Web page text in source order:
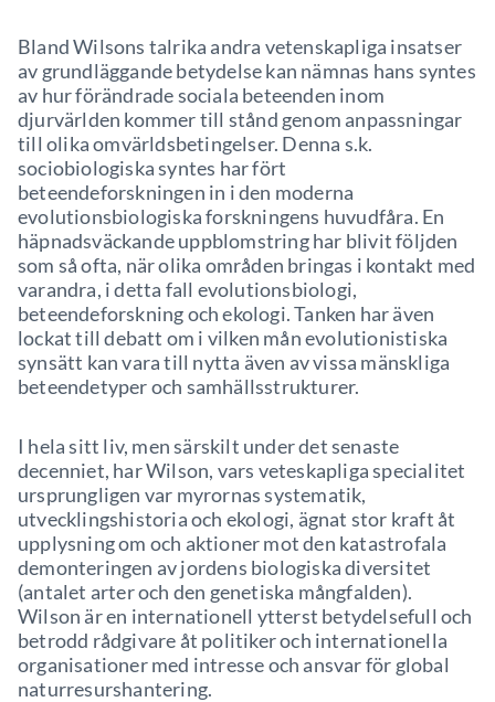
Bland Wilsons talrika andra vetenskapliga insatser
av grundläggande betydelse kan nämnas hans syntes
av hur förändrade sociala beteenden inom
djurvärlden kommer till stånd genom anpassningar
till olika omvärldsbetingelser. Denna s.k.
sociobiologiska syntes har fört
beteendeforskningen in i den moderna
evolutionsbiologiska forskningens huvudfåra. En
häpnadsväckande uppblomstring har blivit följden
som så ofta, när olika områden bringas i kontakt med
varandra, i detta fall evolutionsbiologi,
beteendeforskning och ekologi. Tanken har även
lockat till debatt om i vilken mån evolutionistiska
synsätt kan vara till nytta även av vissa mänskliga
beteendetyper och samhällsstrukturer.
I hela sitt liv, men särskilt under det senaste
decenniet, har Wilson, vars veteskapliga specialitet
ursprungligen var myrornas systematik,
utvecklingshistoria och ekologi, ägnat stor kraft åt
upplysning om och aktioner mot den katastrofala
demonteringen av jordens biologiska diversitet
(antalet arter och den genetiska mångfalden).
Wilson är en internationell ytterst betydelsefull och
betrodd rådgivare åt politiker och internationella
organisationer med intresse och ansvar för global
naturresurshantering.